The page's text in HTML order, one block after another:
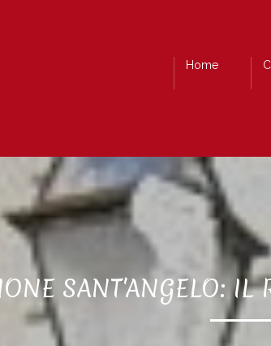
Home
SANT'ANGELO: